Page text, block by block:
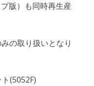
版）も同時再生産
の取り扱いとなり
(5052F)